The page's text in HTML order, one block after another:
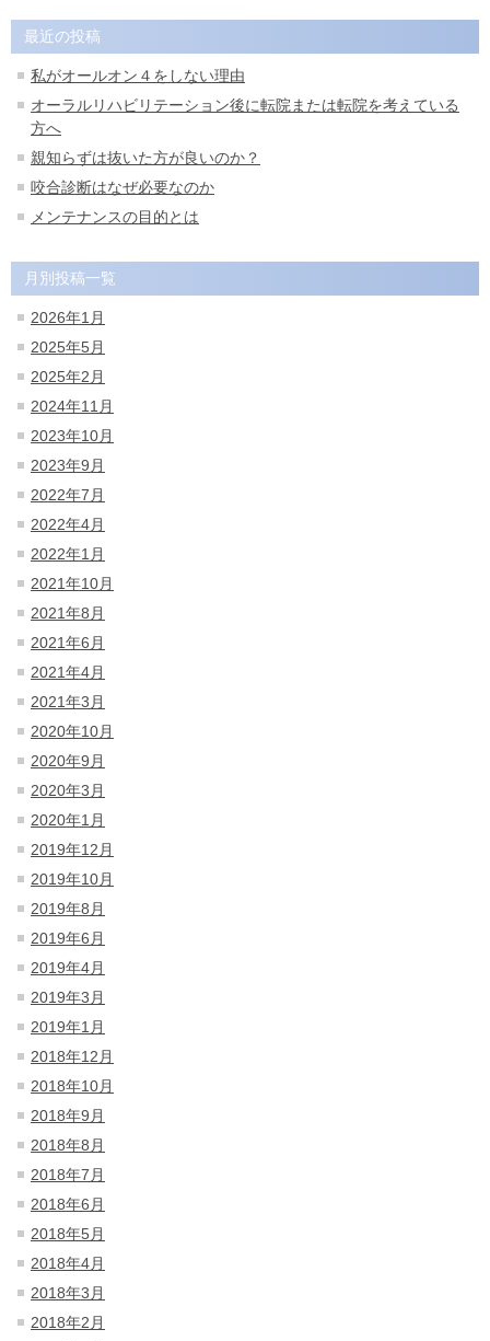
最近の投稿
私がオールオン４をしない理由
オーラルリハビリテーション後に転院または転院を考えている
方へ
親知らずは抜いた方が良いのか？
咬合診断はなぜ必要なのか
メンテナンスの目的とは
月別投稿一覧
2026年1月
2025年5月
2025年2月
2024年11月
2023年10月
2023年9月
2022年7月
2022年4月
2022年1月
2021年10月
2021年8月
2021年6月
2021年4月
2021年3月
2020年10月
2020年9月
2020年3月
2020年1月
2019年12月
2019年10月
2019年8月
2019年6月
2019年4月
2019年3月
2019年1月
2018年12月
2018年10月
2018年9月
2018年8月
2018年7月
2018年6月
2018年5月
2018年4月
2018年3月
2018年2月